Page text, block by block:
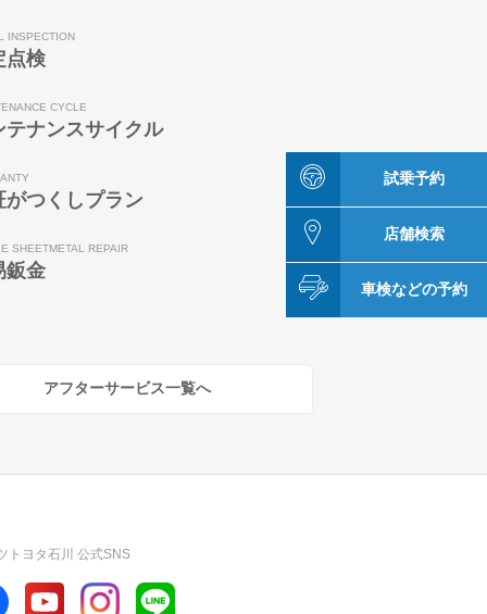
試乗予約
店舗検索
車検などの予約
INSPECTION
点検
CYCLE
テナンスサイクル
がつくしプラン
SHEETMETAL REPAIR
鈑金
アフターサービス一覧へ
トヨタ石川 公式SNS